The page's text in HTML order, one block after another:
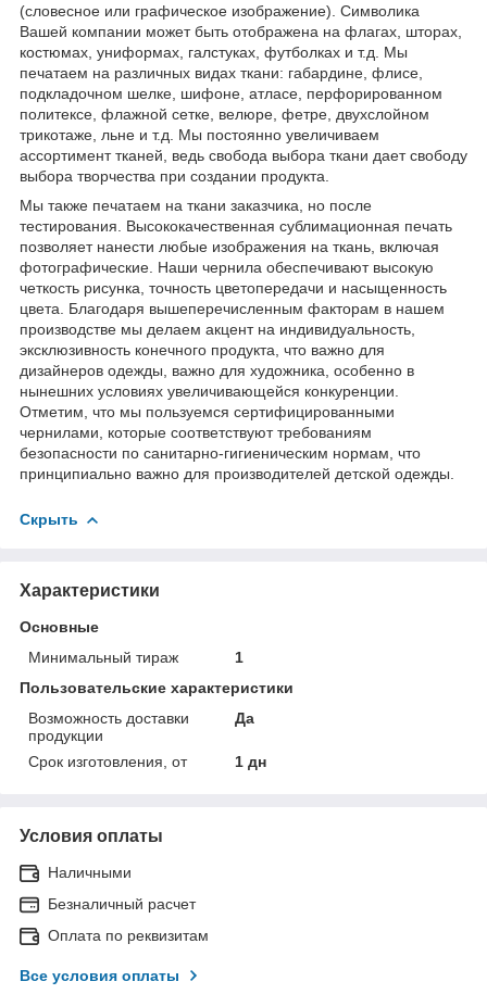
(словесное или графическое изображение). Символика
Вашей компании может быть отображена на флагах, шторах,
костюмах, униформах, галстуках, футболках и т.д. Мы
печатаем на различных видах ткани: габардине, флисе,
подкладочном шелке, шифоне, атласе, перфорированном
политексе, флажной сетке, велюре, фетре, двухслойном
трикотаже, льне и т.д. Мы постоянно увеличиваем
ассортимент тканей, ведь свобода выбора ткани дает свободу
выбора творчества при создании продукта.
Мы также печатаем на ткани заказчика, но после
тестирования. Высококачественная сублимационная печать
позволяет нанести любые изображения на ткань, включая
фотографические. Наши чернила обеспечивают высокую
четкость рисунка, точность цветопередачи и насыщенность
цвета. Благодаря вышеперечисленным факторам в нашем
производстве мы делаем акцент на индивидуальность,
эксклюзивность конечного продукта, что важно для
дизайнеров одежды, важно для художника, особенно в
нынешних условиях увеличивающейся конкуренции.
Отметим, что мы пользуемся сертифицированными
чернилами, которые соответствуют требованиям
безопасности по санитарно-гигиеническим нормам, что
принципиально важно для производителей детской одежды.
Скрыть
Характеристики
Основные
Минимальный тираж
1
Пользовательские характеристики
Возможность доставки
продукции
Да
Срок изготовления, от 1 дн
Условия оплаты
Наличными
Безналичный расчет
Оплата по реквизитам
Все условия оплаты